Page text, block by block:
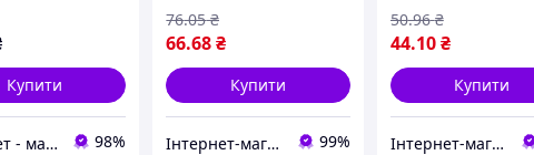
Купити
Інтернет - магазин "24x7" 98%
66.68₴
76.05 ₴
Купити
Інтернет-магазин "Esto" 99%
44.10 ₴
50.96 ₴
Купити
Інтернет-магазин "КosmoSwit"